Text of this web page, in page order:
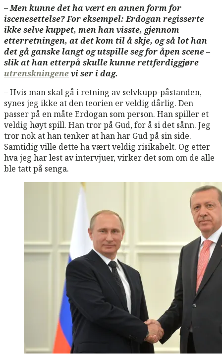
– Men kunne det ha vært en annen form for
iscenesettelse? For eksempel: Erdogan regisserte
ikke selve kuppet, men han visste, gjennom
etterretningen, at det kom til å skje, og så lot han
det gå ganske langt og utspille seg for åpen scene –
slik at han etterpå skulle kunne rettferdiggjøre
utrenskningenevi ser i dag.
– Hvis man skal gå i retning av selvkupp-påstanden,
synes jeg ikke at den teorien er veldig dårlig. Den
passer på en måte Erdogan som person. Han spiller et
veldig høyt spill. Han tror på Gud, for å si det sånn. Jeg
tror nok at han tenker at han har Gud på sin side.
Samtidig ville dette ha vært veldig risikabelt. Og etter
hva jeg har lest av intervjuer, virker det som om de alle
ble tatt på senga.